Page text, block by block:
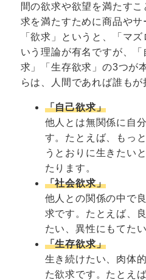
間の欲求や欲望を満たす
求を満たすために商品やサ
「欲求」というと、「マ
いう理論が有名ですが、
求」「生存欲求」の3つが
らは、人間であれば誰もが
「自己欲求」
他人とは無関係に自
す。たとえば、もっ
うとおりに生きたい
たります。
「社会欲求」
他人との関係の中で
求です。たとえば、
たい、異性にもてた
「生存欲求」
生き続けたい、肉体
た欲求です。たとえ